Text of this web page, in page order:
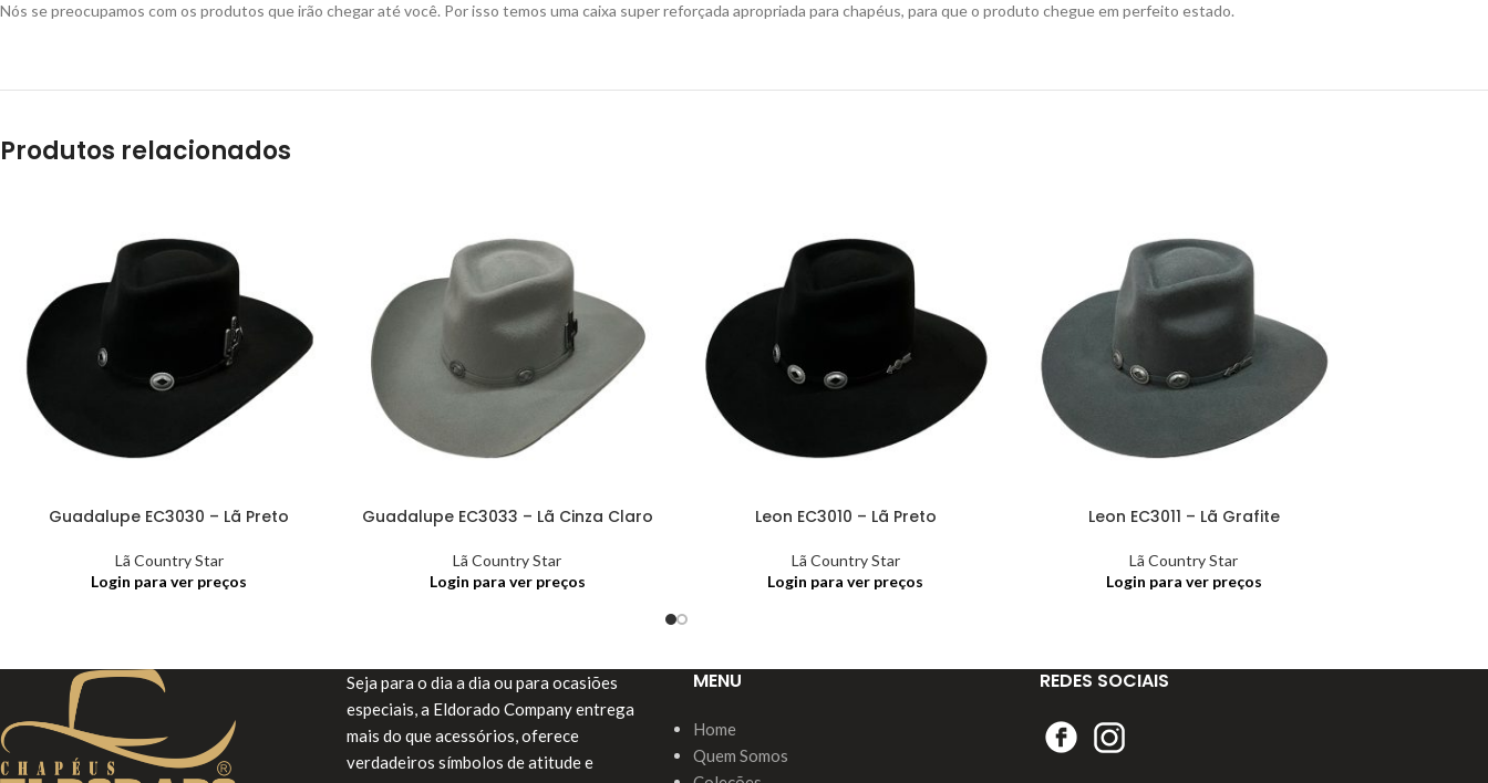
Nós se preocupamos com os produtos que irão chegar até você. Por isso temos uma caixa super reforçada apropriada para chapéus, para que o produto chegue em perfeito estado.
Produtos relacionados
Guadalupe EC3030 – Lã Preto
Lã Country Star
Login para ver preços
Guadalupe EC3033 – Lã Cinza Claro
Lã Country Star
Login para ver preços
Leon EC3010 – Lã Preto
Lã Country Star
Login para ver preços
Leon EC3011 – Lã Grafite
Lã Country Star
Login para ver preços
Seja para o dia a dia ou para ocasiões
especiais, a Eldorado Company entrega
mais do que acessórios, oferece
verdadeiros símbolos de atitude e
MENU
Home
Quem Somos
REDES SOCIAIS